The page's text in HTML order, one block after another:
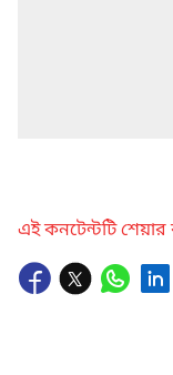
এই কনটেন্টটি